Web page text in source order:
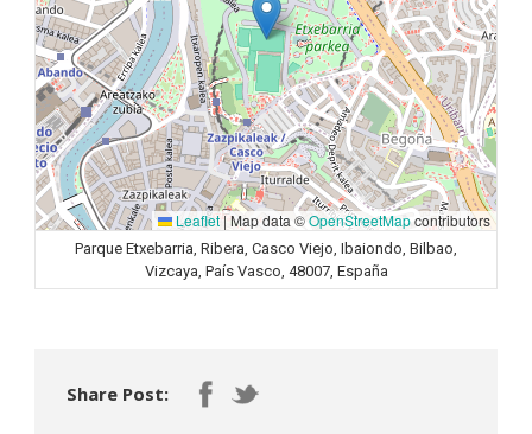
Leaflet|Map data ©OpenStreetMapcontributors
Parque Etxebarria, Ribera, Casco Viejo, Ibaiondo, Bilbao,
Vizcaya, País Vasco, 48007, España
Share Post: